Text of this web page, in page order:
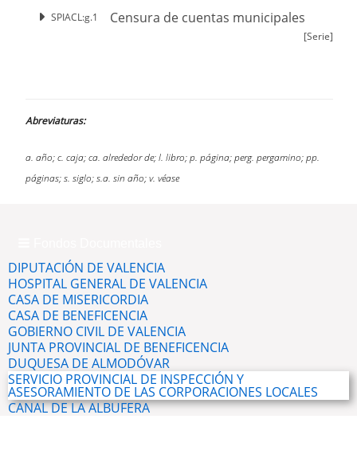
SPIACL:g.1 Censura de cuentas municipales
[Serie]
Abreviaturas:
a. año; c. caja; ca. alrededor de; l. libro; p. página; perg. pergamino; pp.
páginas; s. siglo; s.a. sin año; v. véase
DIPUTACIÓN DE VALENCIA
HOSPITAL GENERAL DE VALENCIA
CASA DE MISERICORDIA
CASA DE BENEFICENCIA
GOBIERNO CIVIL DE VALENCIA
JUNTA PROVINCIAL DE BENEFICENCIA
DUQUESA DE ALMODÓVAR
SERVICIO PROVINCIAL DE INSPECCIÓN Y
ASESORAMIENTO DE LAS CORPORACIONES LOCALES
CANAL DE LA ALBUFERA